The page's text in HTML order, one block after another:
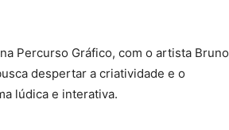
Percurso Gráfico, com o artista Bruno
despertar a criatividade e o
lúdica e interativa.